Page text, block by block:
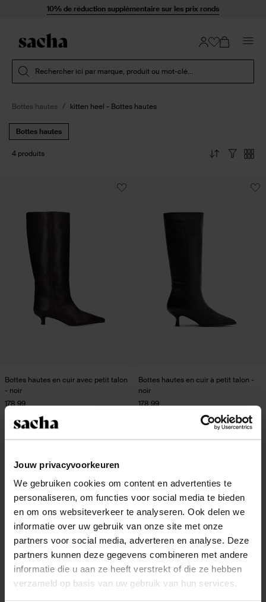
Jouw privacyvoorkeuren
We gebruiken cookies om content en advertenties te
personaliseren, om functies voor social media te bieden
en om ons websiteverkeer te analyseren. Ook delen we
informatie over uw gebruik van onze site met onze
partners voor social media, adverteren en analyse. Deze
partners kunnen deze gegevens combineren met andere
informatie die u aan ze heeft verstrekt of die ze hebben
verzameld op basis van uw gebruik van hun services.
Passer au contenu10% de réduction supplémentaire sur les prix ronds
Rechercher ici par marque, produit ou mot-clé...
Bottes hautes kitten heel - Bottes hautes
Bottes hautes
4 produits
Bottes hautes en cuir avec petit talon
- noir
178.99
Bottes hautes en cuir à petit talon -
noir
178.99
- 50%